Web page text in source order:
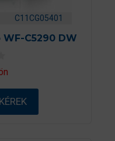
C11CG05401
C5290 DW